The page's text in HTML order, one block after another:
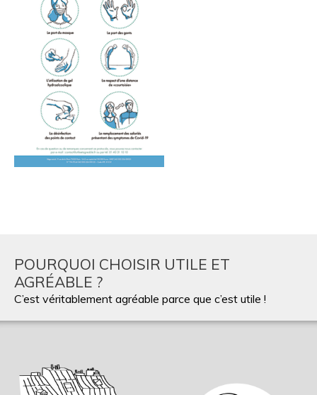
POURQUOI CHOISIR UTILE ET
AGRÉABLE ?
C’est véritablement agréable parce que c’est utile !